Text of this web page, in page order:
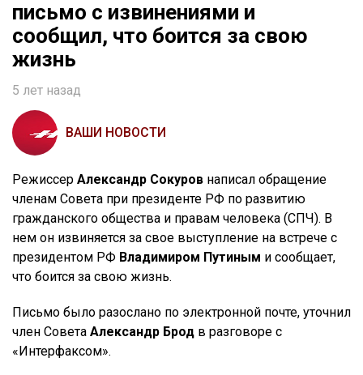
письмо с извинениями и
сообщил, что боится за свою
жизнь
5 лет назад
ВАШИ НОВОСТИ
Режиссер Александр Сокуров написал обращение
членам Совета при президенте РФ по развитию
гражданского общества и правам человека (СПЧ). В
нем он извиняется за свое выступление на встрече с
президентом РФ Владимиром Путиным и сообщает,
что боится за свою жизнь.
Письмо было разослано по электронной почте, уточнил
член Совета Александр Брод в разговоре с
«Интерфаксом».